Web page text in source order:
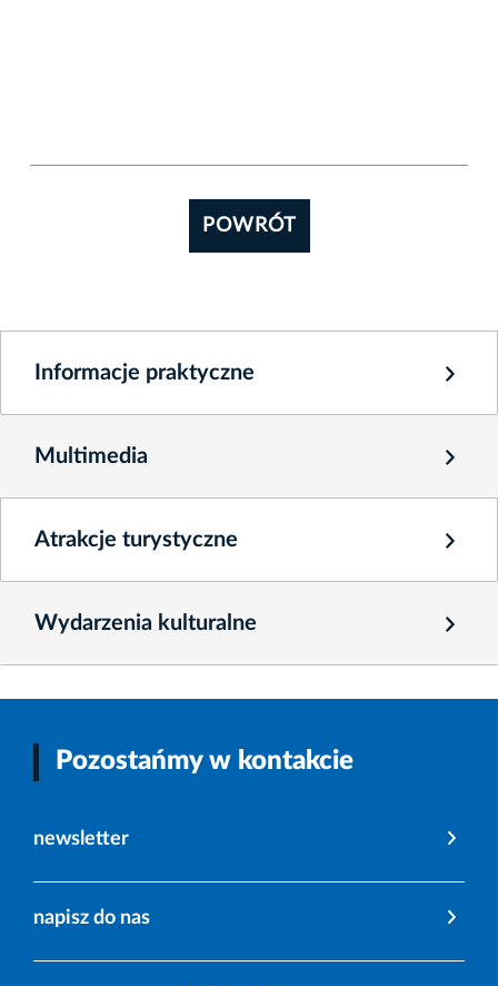
POWRÓT
Informacje praktyczne
Multimedia
Atrakcje turystyczne
Wydarzenia kulturalne
Pozostańmy w kontakcie
newsletter
napisz do nas